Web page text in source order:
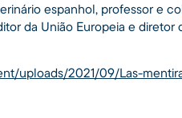
espanhol, professor e
da União Europeia e
uploads/2021/09/Las-